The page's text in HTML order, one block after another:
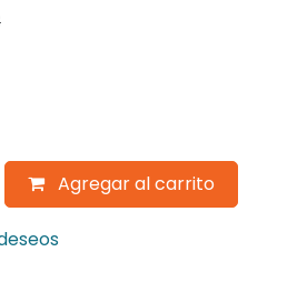
Agregar al carrito